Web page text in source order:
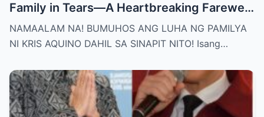
Family in Tears—A Heartbreaking Farewell
That Shocks the Entire Nation as the Truth
Behind Her Emotional Last Days Is Finally
Grief, and Prayers from Fans Across the
Philippines and Around the World.
NAMAALAM NA! BUMUHOS ANG LUHA NG PAMILYA
NI KRIS AQUINO DAHIL SA SINAPIT NITO! Isang…